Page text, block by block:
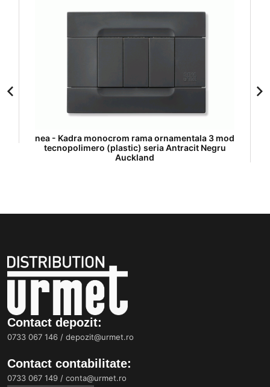
nea - Kadra monocrom rama ornamentala 3 mod
tecnopolimero (plastic) seria Antracit Negru
Auckland
Contact depozit:
0733 067 146 / depozit@urmet.ro
Contact contabilitate:
0733 067 149 / conta@urmet.ro